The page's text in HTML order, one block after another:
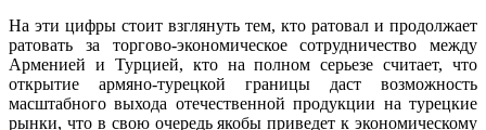
На эти цифры стоит взглянуть тем, кто ратовал и продолжает
ратовать за торгово-экономическое сотрудничество между
Арменией и Турцией, кто на полном серьезе считает, что
открытие армяно-турецкой границы даст возможность
масштабного выхода отечественной продукции на турецкие
рынки, что в свою очередь якобы приведет к экономическому